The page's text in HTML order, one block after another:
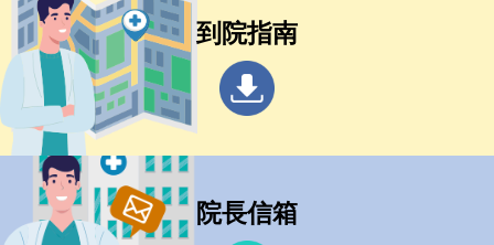
到院指南
院長信箱